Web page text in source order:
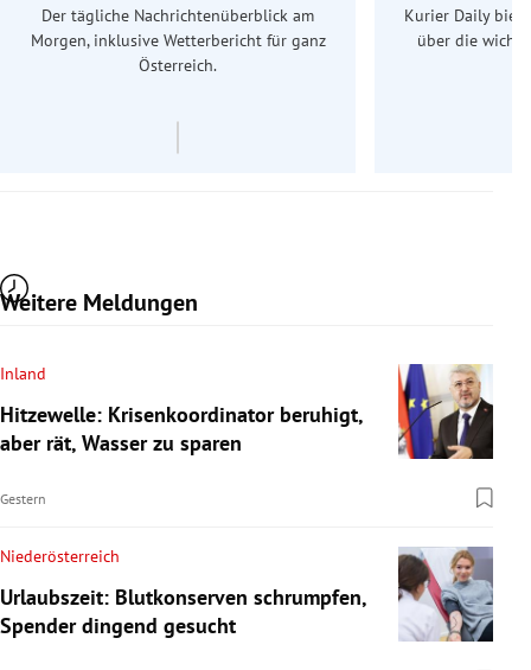
Der tägliche Nachrichtenüberblick am
Morgen, inklusive Wetterbericht für ganz
Österreich.
Kurier Daily
über die
Weitere Meldungen
Inland
Hitzewelle: Krisenkoordinator beruhigt,
aber rät, Wasser zu sparen
Gestern
Niederösterreich
Urlaubszeit: Blutkonserven schrumpfen,
Spender dingend gesucht